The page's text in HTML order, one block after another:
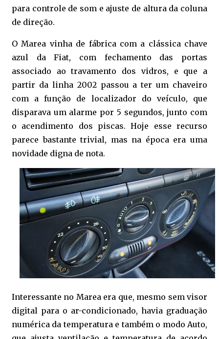
para controle de som e ajuste de altura da coluna
de direção.
O Marea vinha de fábrica com a clássica chave
azul da Fiat, com fechamento das portas
associado ao travamento dos vidros, e que a
partir da linha 2002 passou a ter um chaveiro
com a função de localizador do veículo, que
disparava um alarme por 5 segundos, junto com
o acendimento dos piscas. Hoje esse recurso
parece bastante trivial, mas na época era uma
novidade digna de nota.
Interessante no Marea era que, mesmo sem visor
digital para o ar-condicionado, havia graduação
numérica da temperatura e também o modo Auto,